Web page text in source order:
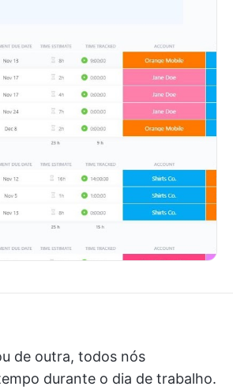
de outra, todos nós
durante o dia de trabalho.